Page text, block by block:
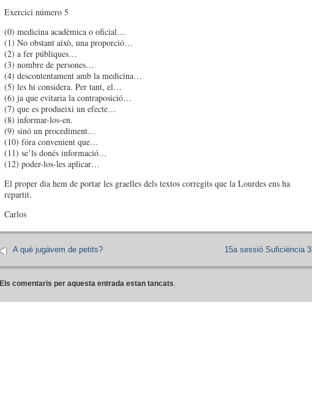
Exercici número 5
(0) medicina acadèmica o oficial…
(1) No obstant això, una proporció…
(2) a fer públiques…
(3) nombre de persones…
(4) descontentament amb la medicina…
(5) les hi considera. Per tant, el…
(6) ja que evitaria la contraposició…
(7) que es produeixi un efecte…
(8) informar-los-en.
(9) sinó un procediment…
(10) fóra convenient que…
(11) se’ls donés informació…
(12) poder-los-les aplicar…
El proper dia hem de portar les graelles dels textos corregits que la Lourdes ens ha
repartit.
Carlos
15a sessió Suficiència 3
A què jugàvem de petits?
Els comentaris per aquesta entrada estan tancats.